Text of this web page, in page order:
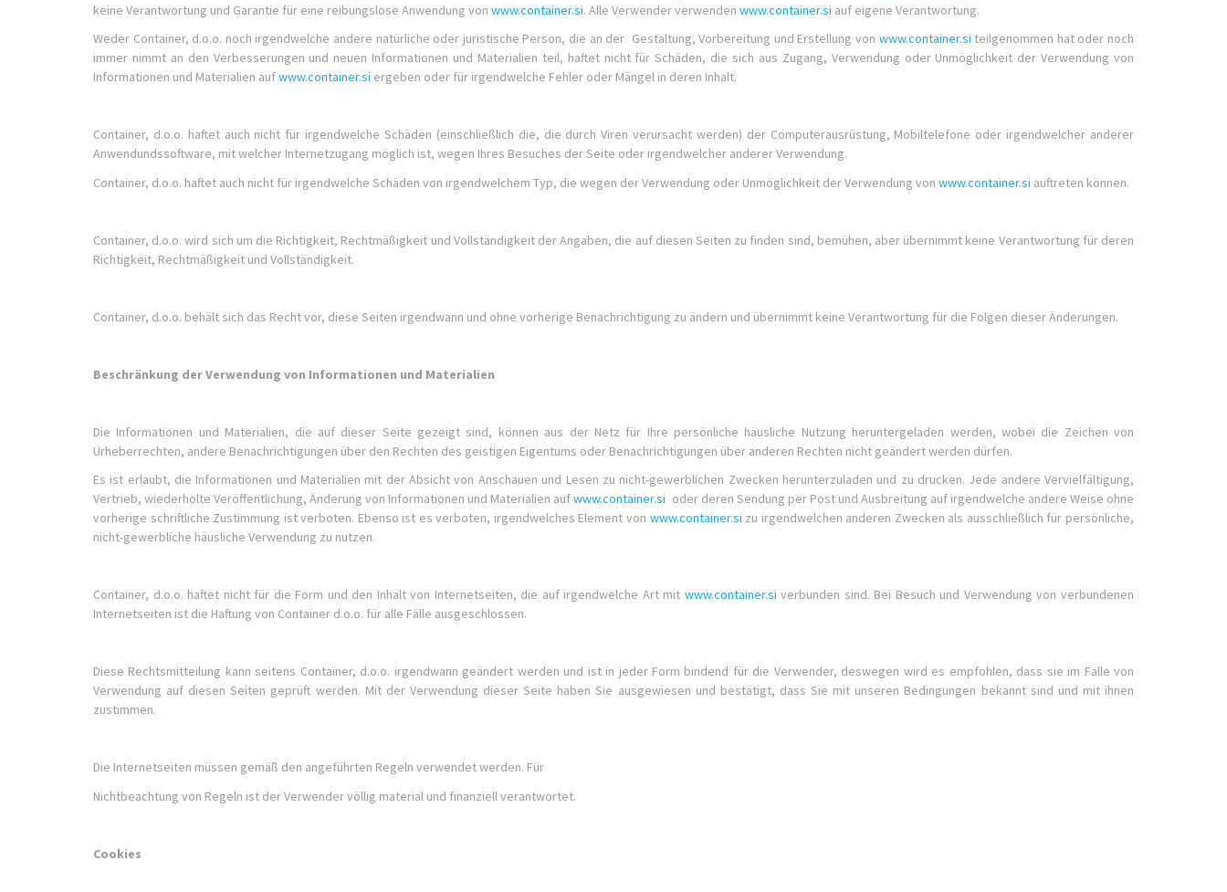
keine Verantwortung und Garantie für eine reibungslose Anwendung von www.container.si. Alle Verwender verwenden www.container.si auf eigene Verantwortung.
Weder Container, d.o.o. noch irgendwelche andere natürliche oder juristische Person, die an der Gestaltung, Vorbereitung und Erstellung von www.container.si teilgenommen hat oder noch
immer nimmt an den Verbesserungen und neuen Informationen und Materialien teil, haftet nicht für Schäden, die sich aus Zugang, Verwendung oder Unmöglichkeit der Verwendung von
Informationen und Materialien aufwww.container.si ergeben oder für irgendwelche Fehler oder Mängel in deren Inhalt.
Container, d.o.o. haftet auch nicht für irgendwelche Schäden (einschließlich die, die durch Viren verursacht werden) der Computerausrüstung, Mobiltelefone oder irgendwelcher anderer
Anwendundssoftware, mit welcher Internetzugang möglich ist, wegen Ihres Besuches der Seite oder irgendwelcher anderer Verwendung.
Container, d.o.o. haftet auch nicht für irgendwelche Schäden von irgendwelchem Typ, die wegen der Verwendung oder Unmöglichkeit der Verwendung von www.container.si auftreten können.
Container, d.o.o. wird sich um die Richtigkeit, Rechtmäßigkeit und Vollständigkeit der Angaben, die auf diesen Seiten zu finden sind, bemühen, aber übernimmt keine Verantwortung für deren
Richtigkeit, Rechtmäßigkeit und Vollständigkeit.
Container, d.o.o. behält sich das Recht vor, diese Seiten irgendwann und ohne vorherige Benachrichtigung zu ändern und übernimmt keine Verantwortung für die Folgen dieser Änderungen.
Beschränkung der Verwendung von Informationen und Materialien
Die Informationen und Materialien, die auf dieser Seite gezeigt sind, können aus der Netz für Ihre persönliche häusliche Nutzung heruntergeladen werden, wobei die Zeichen von
Urheberrechten, andere Benachrichtigungen über den Rechten des geistigen Eigentums oder Benachrichtigungen über anderen Rechten nicht geändert werden dürfen.
Es ist erlaubt, die Informationen und Materialien mit der Absicht von Anschauen und Lesen zu nicht-gewerblichen Zwecken herunterzuladen und zu drucken. Jede andere Vervielfältigung,
Vertrieb, wiederholte Veröffentlichung, Änderung von Informationen und Materialien aufwww.container.si oder deren Sendung per Post und Ausbreitung auf irgendwelche andere Weise ohne
vorherige schriftliche Zustimmung ist verboten. Ebenso ist es verboten, irgendwelches Element von www.container.si zu irgendwelchen anderen Zwecken als ausschließlich für persönliche,
nicht-gewerbliche häusliche Verwendung zu nutzen.
Container, d.o.o. haftet nicht für die Form und den Inhalt von Internetseiten, die auf irgendwelche Art mit www.container.si verbunden sind. Bei Besuch und Verwendung von verbundenen
Internetseiten ist die Haftung von Container d.o.o. für alle Fälle ausgeschlossen.
Diese Rechtsmitteilung kann seitens Container, d.o.o. irgendwann geändert werden und ist in jeder Form bindend für die Verwender, deswegen wird es empfohlen, dass sie im Falle von
Verwendung auf diesen Seiten geprüft werden. Mit der Verwendung dieser Seite haben Sie ausgewiesen und bestätigt, dass Sie mit unseren Bedingungen bekannt sind und mit ihnen
zustimmen.
Die Internetseiten müssen gemäß den angeführten Regeln verwendet werden. Für
Nichtbeachtung von Regeln ist der Verwender völlig material und finanziell verantwortet.
Cookies